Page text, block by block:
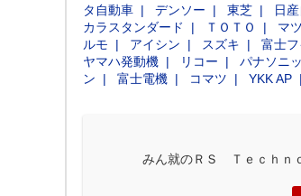
タ自動車
デンソー 東芝 日
カラスタンダード
ＴＯＴＯ マ
ルモ
アイシン スズキ 富士
ヤマハ発動機
リコー パナソニ
ン
富士電機 コマツ YKK AP
みん就のＲＳ Ｔｅｃｈｎ